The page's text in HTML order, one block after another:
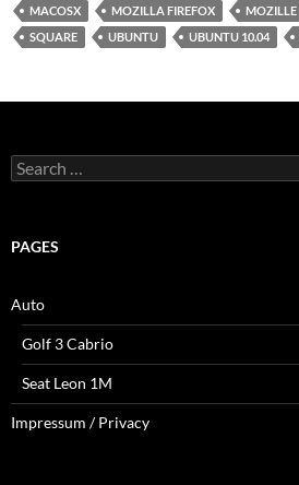
MACOSX MOZILLA FIREFOX MOZILLE
SQUARE
UBUNTU UBUNTU 10.04
Search
for:
PAGES
Auto
Golf 3 Cabrio
Seat Leon 1M
Impressum / Privacy